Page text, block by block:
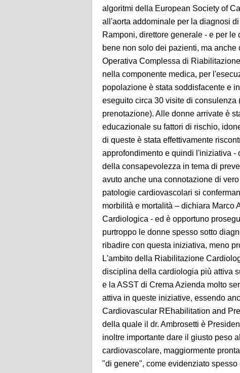
algoritmi della European Society of
all'aorta addominale per la diagnosi
Ramponi, direttore generale - e per
bene non solo dei pazienti, ma
Operativa Complessa di
nella componente medica, per
popolazione è stata soddisfacente e
eseguito circa 30 visite di
prenotazione). Alle donne arrivate è
educazionale su fattori di rischio,
di queste è stata effettivamente
approfondimento e quindi l'iniziativa
della consapevolezza in tema di
avuto anche una connotazione di
patologie cardiovascolari si
morbilità e mortalità – dichiara Marco
Cardiologica - ed è opportuno
purtroppo le donne spesso sotto
ribadire con questa iniziativa, meno
L'ambito della Riabilitazione
disciplina della cardiologia più attiva
e la ASST di Crema Azienda molto
attiva in queste iniziative, essendo
Cardiovascular REhabilitation and
della quale il dr. Ambrosetti è
inoltre importante dare il giusto peso
cardiovascolare, maggiormente
"di genere", come evidenziato